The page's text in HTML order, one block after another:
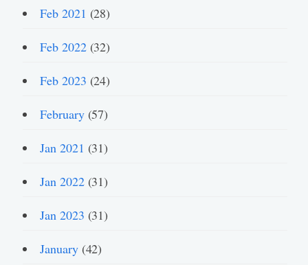
Feb 2021 (28)
Feb 2022(32)
Feb 2023 (24)
February(57)
Jan 2021 (31)
Jan 2022(31)
Jan 2023 (31)
January(42)